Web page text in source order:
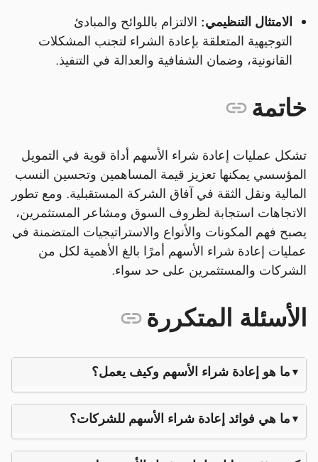
الامتثال التنظيمي: الالتزام باللوائح والمبادئ
التوجيهية المتعلقة بإعادة الشراء لتجنب المشكلات
القانونية، وضمان الشفافية والعدالة في التنفيذ.
خاتمة
تشكل عمليات إعادة شراء الأسهم أداة قوية في التمويل
المؤسسي يمكنها تعزيز قيمة المساهمين وتحسين النسب
المالية ونقل الثقة في آفاق الشركة المستقبلية. ومع تطور
الاتجاهات استجابة لظروف السوق ومشاعر المستثمرين،
يصبح فهم المكونات والأنواع والاستراتيجيات المتضمنة في
عمليات إعادة شراء الأسهم أمرًا بالغ الأهمية لكل من
الشركات والمستثمرين على حد سواء.
الأسئلة المتكررة
ما هو إعادة شراء الأسهم وكيف يعمل؟
ما هي فوائد إعادة شراء الأسهم للشركات؟